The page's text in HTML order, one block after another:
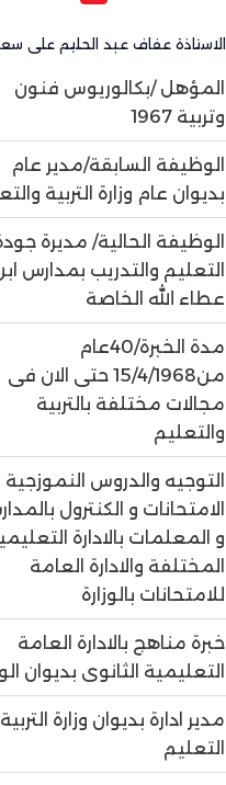
الاستاذة عفاف عبد الحليم على
المؤهل /بكالوريوس فنون
وتربية 1967
الوظيفة السابقة/مدير عام
بديوان عام وزارة التربية
الوظيفة الحالية/ مديرة
التعليم والتدريب بمدارس
عطاء الله الخاصة
مدة الخبرة/40عام
من15/4/1968 حتى الان فى
مجالات مختلفة بالتربية
والتعليم
التوجيه والدروس النموزجية
الامتحانات و الكنترول
و المعلمات بالادارة
المختلفة والادارة العامة
للامتحانات بالوزارة
خبرة مناهج بالادارة العامة
التعليمية الثانوى بديوان
مدير ادارة بديوان وزارة
التعليم